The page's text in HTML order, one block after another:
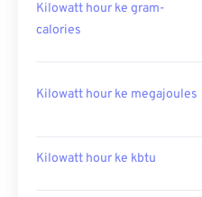
Kilowatt hour ke gram-
calories
Kilowatt hour ke megajoules
Kilowatt hour ke kbtu